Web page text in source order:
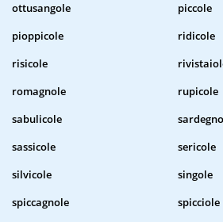
ottusangole
piccole
pioppicole
ridicole
risicole
romagnole
rupicole
sabulicole
sassicole
sericole
silvicole
singole
spiccagnole
spicciole